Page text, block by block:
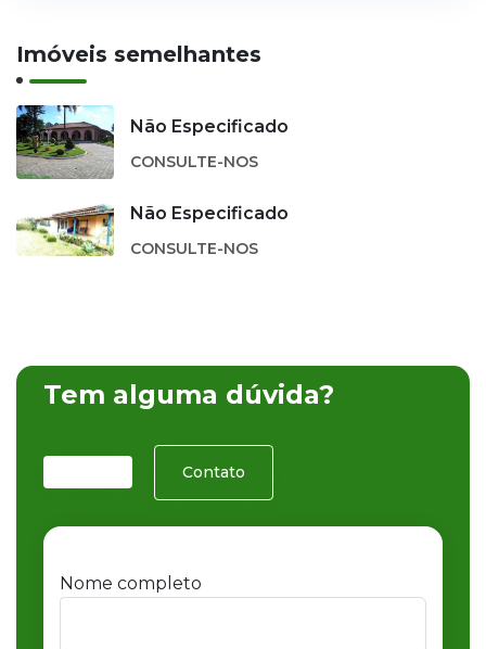
Imóveis semelhantes
Não Especificado
CONSULTE-NOS
Não Especificado
CONSULTE-NOS
Tem alguma dúvida?
Contato
Nome completo